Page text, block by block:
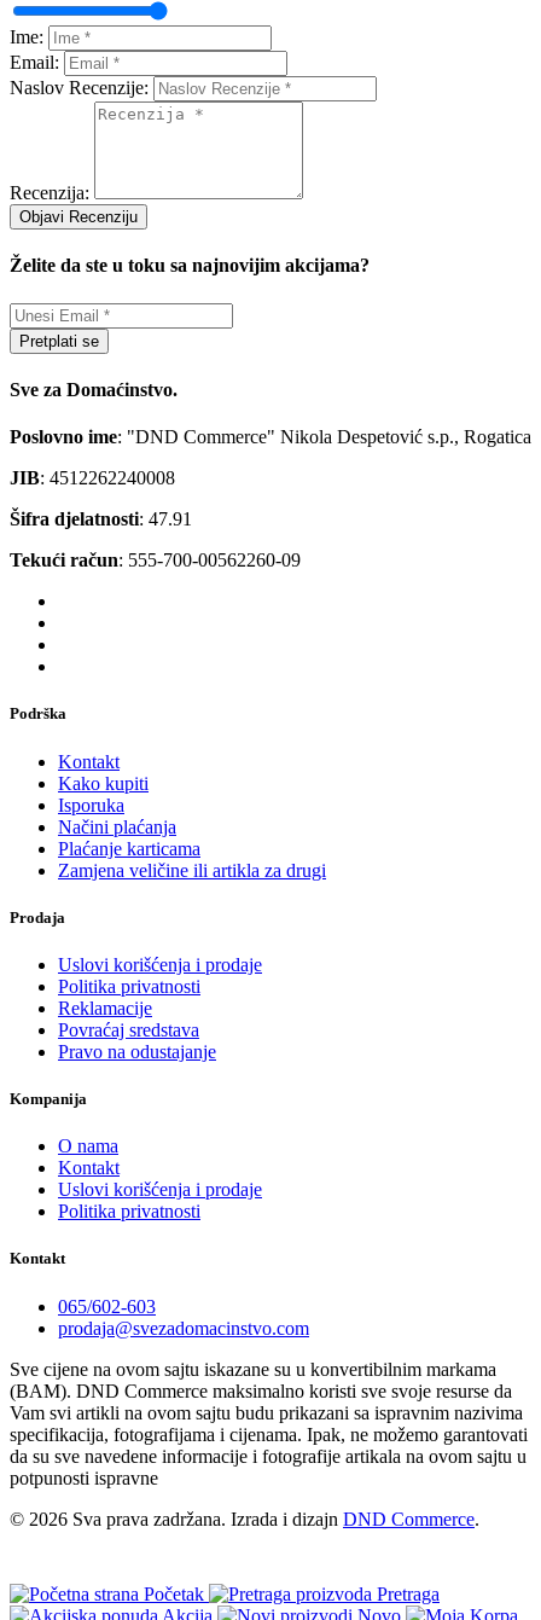
Ime:
Email:
Naslov Recenzije:
Recenzija:
Objavi Recenziju
Želite da ste u toku sa najnovijim akcijama?
Pretplati se
Sve za Domaćinstvo.
Poslovno ime: "DND Commerce" Nikola Despetović s.p., Rogatica
JIB: 4512262240008
Šifra djelatnosti: 47.91
Tekući račun: 555-700-00562260-09
Podrška
Kontakt
Kako kupiti
Isporuka
Načini plaćanja
Plaćanje karticama
Zamjena veličine ili artikla za drugi
Prodaja
Uslovi korišćenja i prodaje
Politika privatnosti
Reklamacije
Povraćaj sredstava
Pravo na odustajanje
Kompanija
O nama
Kontakt
Uslovi korišćenja i prodaje
Politika privatnosti
Kontakt
065/602-603
prodaja@svezadomacinstvo.com
Sve cijene na ovom sajtu iskazane su u konvertibilnim markama
(BAM). DND Commerce maksimalno koristi sve svoje resurse da
Vam svi artikli na ovom sajtu budu prikazani sa ispravnim nazivima
specifikacija, fotografijama i cijenama. Ipak, ne možemo garantovati
da su sve navedene informacije i fotografije artikala na ovom sajtu u
potpunosti ispravne
© 2026 Sva prava zadržana. Izrada i dizajn DND Commerce.
Početak
Pretraga
Akcija
Novo